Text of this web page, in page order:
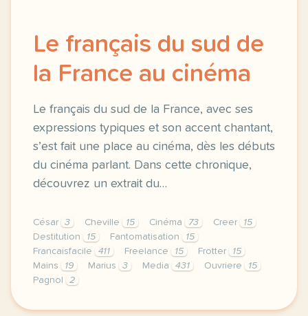
Le français du sud de
la France au cinéma
Le français du sud de la France, avec ses
expressions typiques et son accent chantant,
s’est fait une place au cinéma, dès les débuts
du cinéma parlant. Dans cette chronique,
découvrez un extrait du…
César 3 Cheville 15 Cinéma 73 Creer
15
Destitution
15 Fantomatisation
15
Francaisfacile
411 Freelance 15 Frotter
15
Mains
19 Marius 3 Media 431 Ouvriere
15
Pagnol
2
exercice b2 le francais du sud de la france au